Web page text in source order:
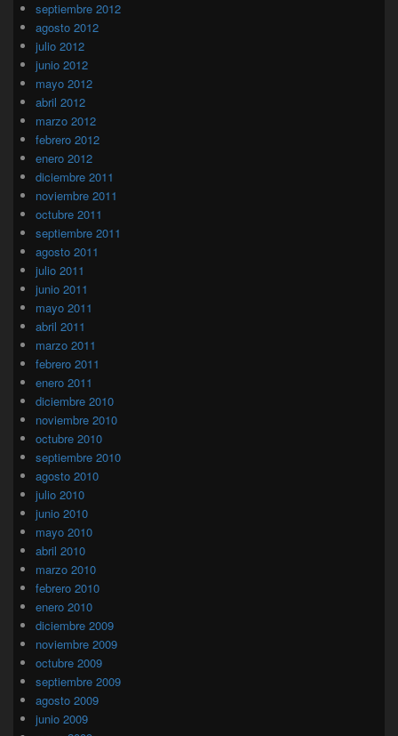
septiembre 2012
agosto 2012
julio 2012
junio 2012
mayo 2012
abril 2012
marzo 2012
febrero 2012
enero 2012
diciembre 2011
noviembre 2011
octubre 2011
septiembre 2011
agosto 2011
julio 2011
junio 2011
mayo 2011
abril 2011
marzo 2011
febrero 2011
enero 2011
diciembre 2010
noviembre 2010
octubre 2010
septiembre 2010
agosto 2010
julio 2010
junio 2010
mayo 2010
abril 2010
marzo 2010
febrero 2010
enero 2010
diciembre 2009
noviembre 2009
octubre 2009
septiembre 2009
agosto 2009
junio 2009